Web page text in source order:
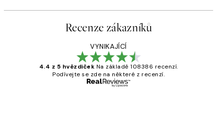
Recenze zákazníků
VYNIKAJÍCÍ
4.4 z 5 hvězdiček Na základě 108386 recenzí.
Podívejte se zde na některé z recenzí.